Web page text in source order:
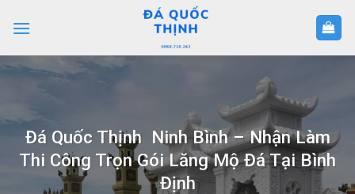
Đá Quốc Thịnh Ninh Bình – Nhận Làm
Thi Công Trọn Gói Lăng Mộ Đá Tại Bình
Định